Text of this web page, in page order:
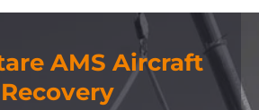
AMS Aircraft
Recovery